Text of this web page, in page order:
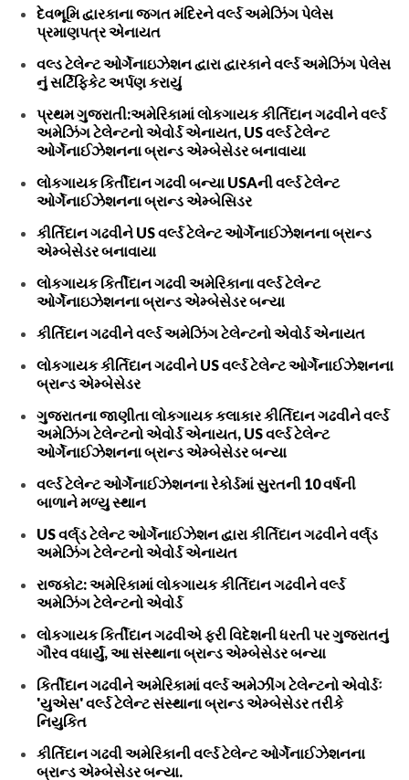
દેવભૂમિ દ્વારકાના જગત મંદિરને વર્લ્ડ અમેઝિંગ પેલેસ
પ્રમાણપત્ર એનાયત
વલ્ડ ટેલેન્ટ ઓર્ગેનાઇઝેશન દ્વારા દ્વારકાને વર્લ્ડ અમેઝિંગ પેલેસ
નું સર્ટિફિકેટ અર્પણ કરાયું
પ્રથમ ગુજરાતી:અમેરિકામાં લોકગાયક કીર્તિદાન ગઢવીને વર્લ્ડ
અમેઝિંગ ટેલેન્ટનો એવોર્ડ એનાયત, US વર્લ્ડ ટેલેન્ટ
ઓર્ગેનાઈઝેશનના બ્રાન્ડ એમ્બેસેડર બનાવાયા
લોકગાયક કિર્તીદાન ગઢવી બન્યા USAની વર્લ્ડ ટેલેન્ટ
ઓર્ગેનાઈઝેશનના બ્રાન્ડ એમ્બેસિડર
કીર્તિદાન ગઢવીને US વર્લ્ડ ટેલેન્ટ ઓર્ગેનાઈઝેશનના બ્રાન્ડ
એમ્બેસેડર બનાવાયા
લોકગાયક કિર્તીદાન ગઢવી અમેરિકાના વર્લ્ડ ટેલેન્ટ
ઓર્ગેનાઇઝેશનના બ્રાન્ડ એમ્બેસેડર બન્યા
કીર્તિદાન ગઢવીને વર્લ્ડ અમેઝિંગ ટેલેન્ટનો એવોર્ડ એનાયત
લોકગાયક કીર્તિદાન ગઢવીને US વર્લ્ડ ટેલેન્ટ ઓર્ગેનાઈઝેશનના
બ્રાન્ડ એમ્બેસેડર
ગુજરાતના જાણીતા લોકગાયક કલાકાર કીર્તિદાન ગઢવીને વર્લ્ડ
અમેઝિંગ ટેલેન્ટનો એવોર્ડ એનાયત, US વર્લ્ડ ટેલેન્ટ
ઓર્ગેનાઈઝેશનના બ્રાન્ડ એમ્બેસેડર બન્યા
વર્લ્ડ ટેલેન્ટ ઓર્ગેનાઈઝેશનના રેકોર્ડમાં સુરતની 10 વર્ષની
બાળાને મળ્યુ સ્થાન
US વર્લ્‌ડ ટેલેન્ટ ઓર્ગેનાઈઝેશન દ્વારા કીર્તિદાન ગઢવીને વર્લ્‌ડ
અમેઝિંગ ટેલેન્ટનો એવોર્ડ એનાયત
રાજકોટ: અમેરિકામાં લોકગાયક કીર્તિદાન ગઢવીને વર્લ્ડ
અમેઝિંગ ટેલેન્ટનો એવોર્ડ
લોકગાયક કિર્તીદાન ગઢવીએ ફરી વિદેશની ધરતી પર ગુજરાતનું
ગૌરવ વધાર્યું, આ સંસ્થાના બ્રાન્ડ એમ્બેસેડર બન્યા
કિર્તીદાન ગઢવીને અમેરિકામાં વર્લ્ડ અમેઝીંગ ટેલેન્ટનો એવોર્ડઃ
'યુએસ' વર્લ્ડ ટેલેન્ટ સંસ્થાના બ્રાન્ડ એમ્બેસેડર તરીકે
નિયુકિત
કીર્તિદાન ગઢવી અમેરિકાની વર્લ્ડ ટેલેન્ટ ઓર્ગેનાઈઝેશનના
બ્રાન્ડ એમ્બેસેડર બન્યા.